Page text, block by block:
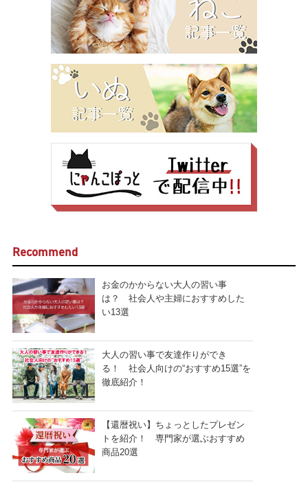
Recommend
お金のかからない大人の習い事
は？ 社会人や主婦におすすめした
い13選
大人の習い事で友達作りができ
る！ 社会人向けの“おすすめ15選”を
徹底紹介！
【還暦祝い】ちょっとしたプレゼン
トを紹介！ 専門家が選ぶおすすめ
商品20選